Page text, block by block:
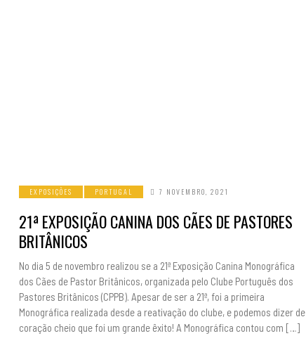
EXPOSIÇÕES PORTUGAL 7 NOVEMBRO, 2021
21ª EXPOSIÇÃO CANINA DOS CÃES DE PASTORES
BRITÂNICOS
No dia 5 de novembro realizou se a 21ª Exposição Canina Monográfica
dos Cães de Pastor Britânicos, organizada pelo Clube Português dos
Pastores Britânicos (CPPB). Apesar de ser a 21ª, foi a primeira
Monográfica realizada desde a reativação do clube, e podemos dizer de
coração cheio que foi um grande êxito! A Monográfica contou com […]